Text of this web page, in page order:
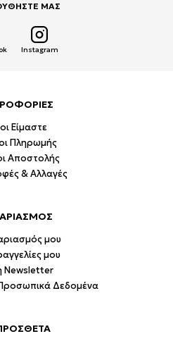
ΜΑΣ
Instagram
Είμαστε
Πληρωμής
Αποστολής
& Αλλαγές
μου
μου
Newsletter
Δεδομένα